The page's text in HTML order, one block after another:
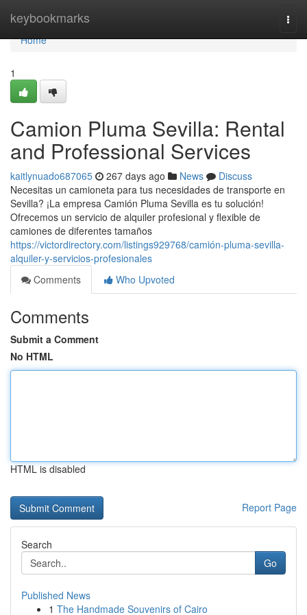
keybookmarks
Home
Home
1
Camion Pluma Sevilla: Rental
and Professional Services
kaitlynuado687065 267 days ago News
Discuss
Necesitas un camioneta para tus necesidades de transporte en
Sevilla? ¡La empresa Camión Pluma Sevilla es tu solución!
Ofrecemos un servicio de alquiler profesional y flexible de
camiones de diferentes tamaños
https://victordirectory.com/listings929768/camión-pluma-sevilla-
alquiler-y-servicios-profesionales
Comments
Who Upvoted
Comments
Submit a Comment
No HTML
HTML is disabled
Report Page
Search
Go
Published News
1 The Handmade Souvenirs of Cairo